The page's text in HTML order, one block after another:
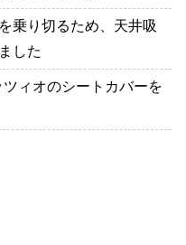
乗り切るため、天井吸
した
ツィオのシートカバーを